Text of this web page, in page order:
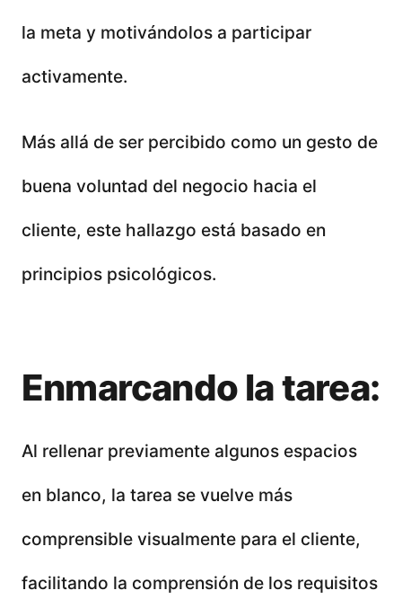
la meta y motivándolos a participar
activamente.
Más allá de ser percibido como un gesto de
buena voluntad del negocio hacia el
cliente, este hallazgo está basado en
principios psicológicos.
Enmarcando la tarea:
Al rellenar previamente algunos espacios
en blanco, la tarea se vuelve más
comprensible visualmente para el cliente,
facilitando la comprensión de los requisitos